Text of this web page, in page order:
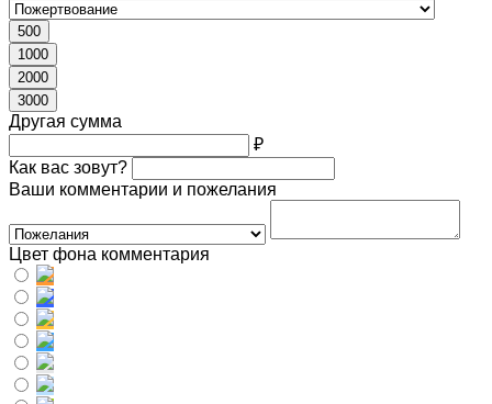
500
1000
2000
3000
Другая сумма
₽
Как вас зовут?
Ваши комментарии и пожелания
Цвет фона комментария